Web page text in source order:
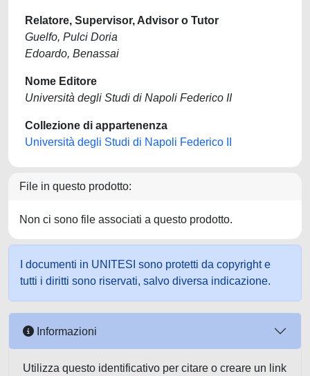
Relatore, Supervisor, Advisor o Tutor
Guelfo, Pulci Doria
Edoardo, Benassai
Nome Editore
Università degli Studi di Napoli Federico II
Collezione di appartenenza
Università degli Studi di Napoli Federico II
File in questo prodotto:
Non ci sono file associati a questo prodotto.
I documenti in UNITESI sono protetti da copyright e
tutti i diritti sono riservati, salvo diversa indicazione.
Informazioni
Utilizza questo identificativo per citare o creare un link